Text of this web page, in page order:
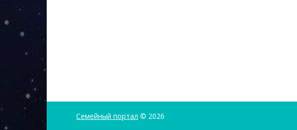
Семейный портал © 2026